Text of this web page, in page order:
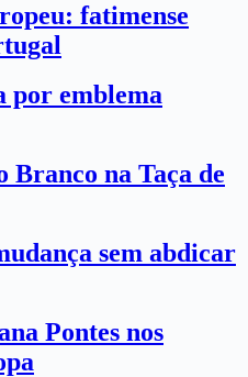
fatimense
por emblema
Branco na Taça de
sem abdicar
Pontes nos